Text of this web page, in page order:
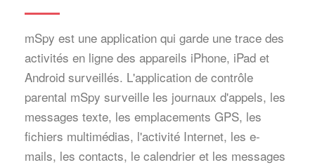
mSpy est une application qui garde une trace des
activités en ligne des appareils iPhone, iPad et
Android surveillés. L'application de contrôle
parental mSpy surveille les journaux d'appels, les
messages texte, les emplacements GPS, les
fichiers multimédias, l'activité Internet, les e-
mails, les contacts, le calendrier et les messages